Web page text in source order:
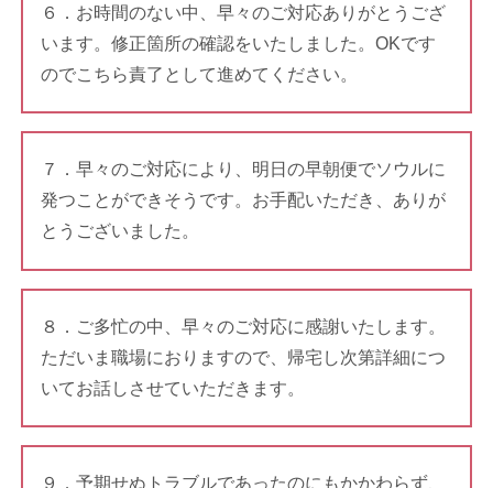
６．お時間のない中、早々のご対応ありがとうござ
います。修正箇所の確認をいたしました。OKです
のでこちら責了として進めてください。
７．早々のご対応により、明日の早朝便でソウルに
発つことができそうです。お手配いただき、ありが
とうございました。
８．ご多忙の中、早々のご対応に感謝いたします。
ただいま職場におりますので、帰宅し次第詳細につ
いてお話しさせていただきます。
９．予期せぬトラブルであったのにもかかわらず、